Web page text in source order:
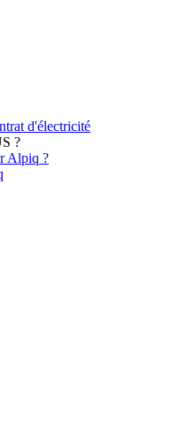
d'électricité
?
Alpiq ?